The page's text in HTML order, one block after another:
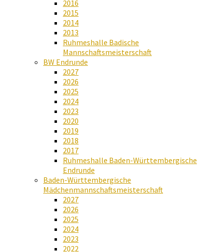
2016
2015
2014
2013
Ruhmeshalle Badische
Mannschaftsmeisterschaft
BW Endrunde
2027
2026
2025
2024
2023
2020
2019
2018
2017
Ruhmeshalle Baden-Württembergische
Endrunde
Baden-Württembergische
Mädchenmannschaftsmeisterschaft
2027
2026
2025
2024
2023
2022